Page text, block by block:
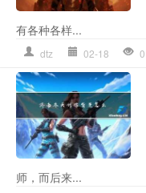
有各种各样...
dtz 02-18 0
师，而后来...